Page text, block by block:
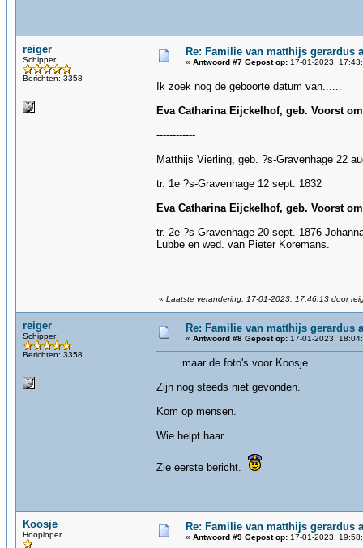
reiger
Schipper
Berichten: 3358
Re: Familie van matthijs
« Antwoord #7 Gepost op: 17-01-2023,
Ik zoek nog de geboorte datum van......
Eva Catharina Eijckelhof, geb. Voorst
------------
Matthijs Vierling, geb. ?s-Gravenhage 22
tr. 1e ?s-Gravenhage 12 sept. 1832
Eva Catharina Eijckelhof, geb. Voorst
tr. 2e ?s-Gravenhage 20 sept. 1876
Lubbe en wed. van Pieter Koremans.
« Laatste verandering: 17-01-2023, 17:46:13 door
reiger
Schipper
Berichten: 3358
Re: Familie van matthijs
« Antwoord #8 Gepost op: 17-01-2023,
........maar de foto's voor Koosje..........
Zijn nog steeds niet gevonden.
Kom op mensen.
Wie helpt haar.
Zie eerste bericht.
Koosje
Hooploper
Re: Familie van matthijs
« Antwoord #9 Gepost op: 17-01-2023,